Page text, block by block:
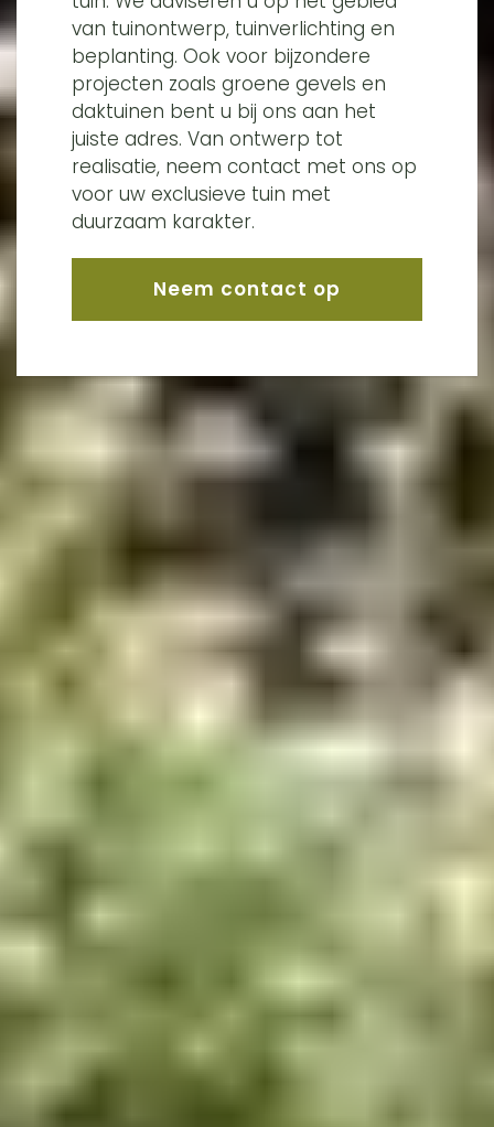
van tuinontwerp, tuinverlichting en
beplanting. Ook voor bijzondere
projecten zoals groene gevels en
daktuinen bent u bij ons aan het
juiste adres. Van ontwerp tot
realisatie, neem contact met ons op
voor uw exclusieve tuin met
duurzaam karakter.
Neem contact op